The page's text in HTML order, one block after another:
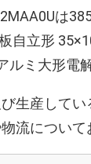
は
自立形
ルミ大形電
生産して
流について